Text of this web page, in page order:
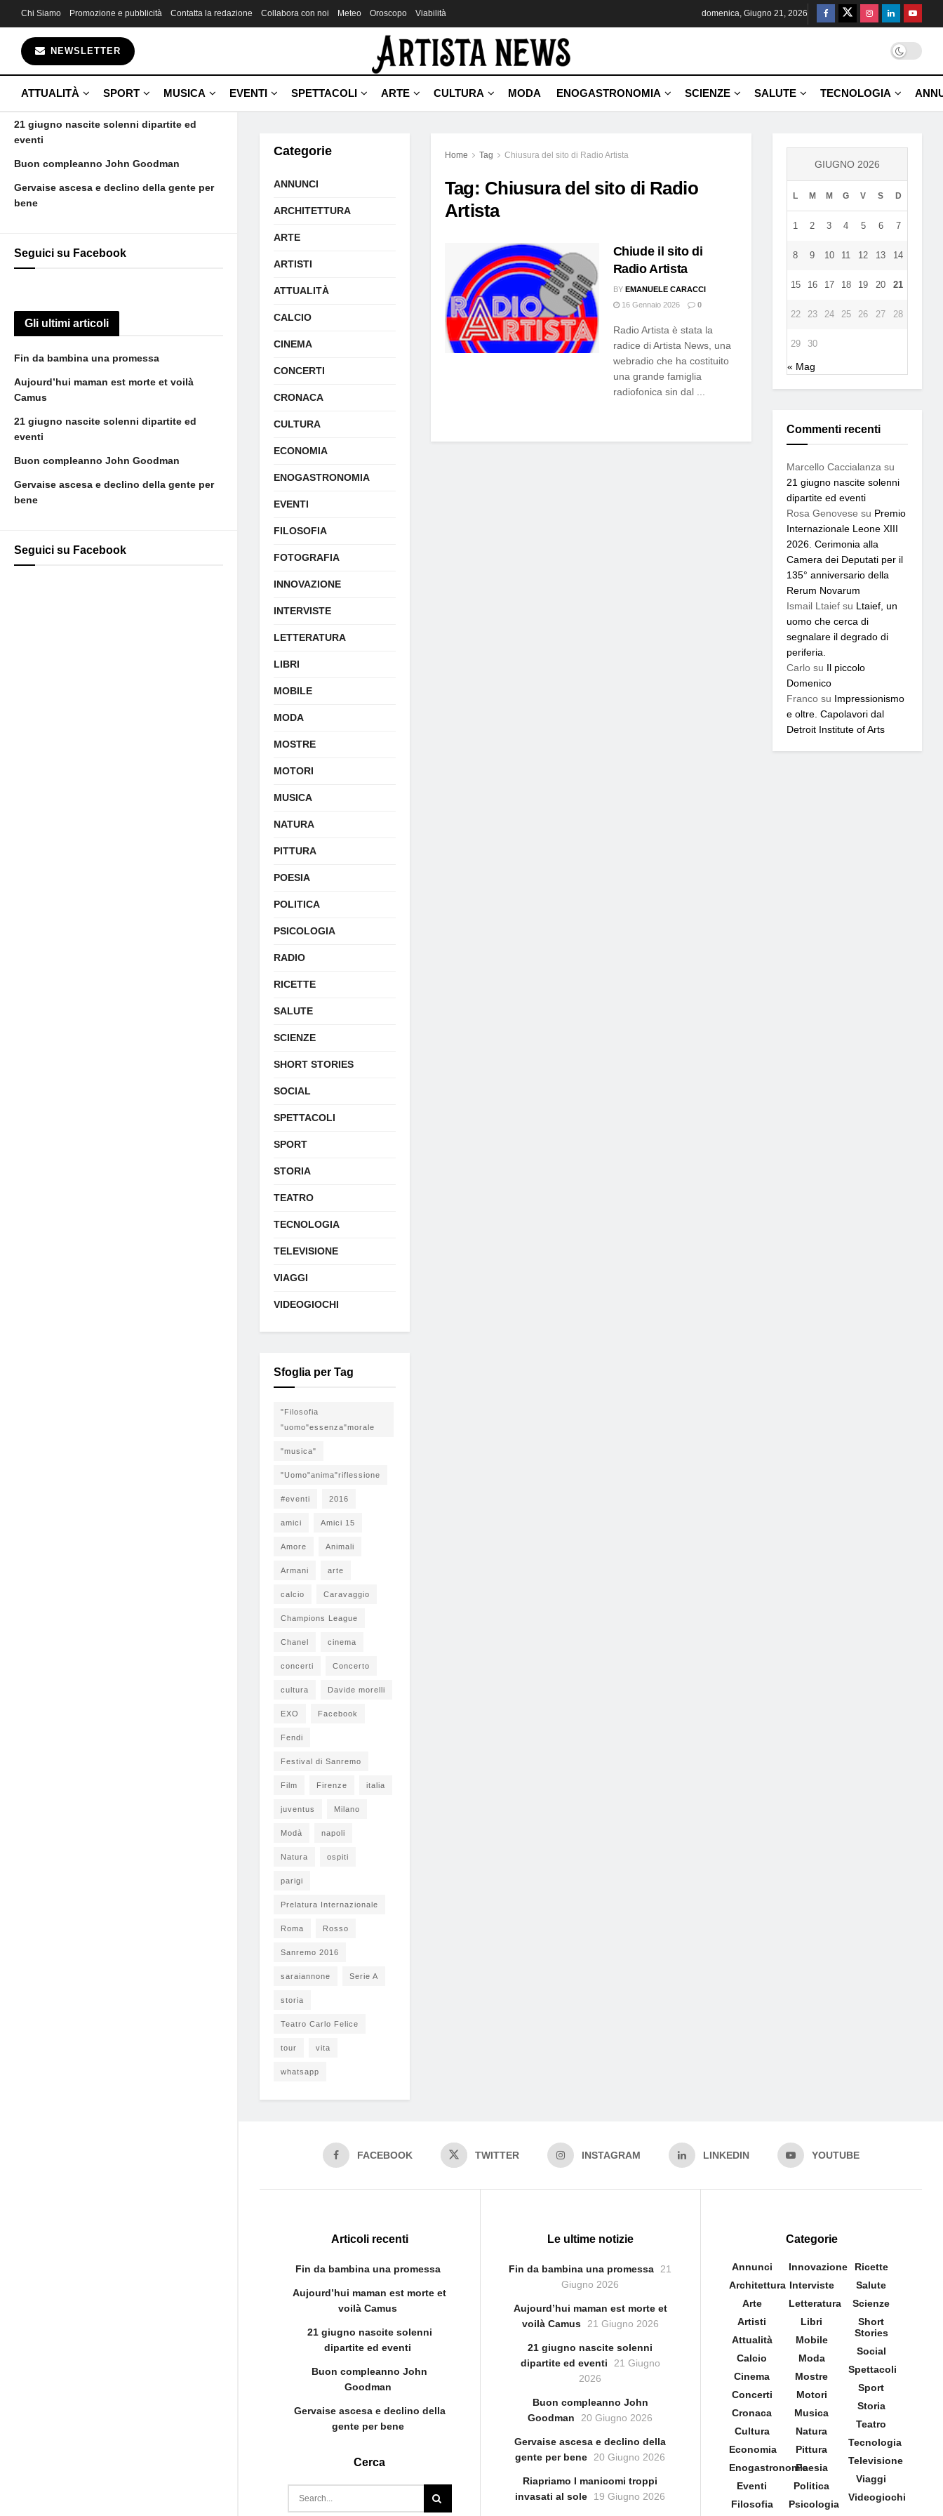
Gli ultimi articoli
Fin da bambina una promessa
Aujourd’hui maman est morte et voilà
Camus
21 giugno nascite solenni dipartite ed
eventi
Buon compleanno John Goodman
Gervaise ascesa e declino della gente per
bene
Seguici su Facebook
Gli ultimi articoli
Fin da bambina una promessa
Aujourd’hui maman est morte et voilà
Camus
21 giugno nascite solenni dipartite ed
eventi
Buon compleanno John Goodman
Gervaise ascesa e declino della gente per
bene
Seguici su Facebook
Chi Siamo Promozione e pubblicità Contatta la redazione Collabora con noi Meteo Oroscopo Viabilità domenica, Giugno 21, 2026
NEWSLETTER
ATTUALITÀ SPORT MUSICA EVENTI SPETTACOLI ARTE CULTURA MODA ENOGASTRONOMIA SCIENZE SALUTE TECNOLOGIA
Home Tag Chiusura del sito di Radio Artista
Tag: Chiusura del sito di Radio
Artista
Chiude il sito di
Radio Artista
BY EMANUELE CARACCI
16 Gennaio 2026
0
Radio Artista è stata la
radice di Artista News, una
webradio che ha costituito
una grande famiglia
radiofonica sin dal ...
Categorie
ANNUNCI
ARCHITETTURA
ARTE
ARTISTI
ATTUALITÀ
CALCIO
CINEMA
CONCERTI
CRONACA
CULTURA
ECONOMIA
ENOGASTRONOMIA
EVENTI
FILOSOFIA
FOTOGRAFIA
INNOVAZIONE
INTERVISTE
LETTERATURA
LIBRI
MOBILE
MODA
MOSTRE
MOTORI
MUSICA
NATURA
PITTURA
POESIA
POLITICA
PSICOLOGIA
RADIO
RICETTE
SALUTE
SCIENZE
SHORT STORIES
SOCIAL
SPETTACOLI
SPORT
STORIA
TEATRO
TECNOLOGIA
TELEVISIONE
VIAGGI
VIDEOGIOCHI
Sfoglia per Tag
"Filosofia
"uomo"essenza"morale
"musica"
"Uomo"anima"riflessione
#eventi 2016
amici Amici 15
Amore Animali
Armani arte
calcio Caravaggio
Champions League
Chanel cinema
concerti Concerto
cultura Davide morelli
EXO Facebook
Fendi
Festival di Sanremo
Film Firenze italia
juventus Milano
Modà napoli
Natura ospiti
parigi
Prelatura Internazionale
Roma Rosso
Sanremo 2016
saraiannone Serie A
storia
Teatro Carlo Felice
tour vita
whatsapp
GIUGNO 2026
L M M G V S D
1 2 3 4 5 6 7
8 9 10 11 12 13 14
15 16 17 18 19 20 21
22 23 24 25 26 27 28
29 30
« Mag
Commenti recenti
Marcello Caccialanza su
21 giugno nascite solenni
dipartite ed eventi
Rosa Genovese su Premio
Internazionale Leone XIII
2026. Cerimonia alla
Camera dei Deputati per il
135° anniversario della
Rerum Novarum
Ismail Ltaiefsu Ltaief, un
uomo che cerca di
segnalare il degrado di
periferia.
Carlosu Il piccolo
Domenico
Francosu Impressionismo
e oltre. Capolavori dal
Detroit Institute of Arts
FACEBOOK TWITTER INSTAGRAM LINKEDIN YOUTUBE
Articoli recenti
Fin da bambina una promessa
Aujourd’hui maman est morte et
voilà Camus
21 giugno nascite solenni
dipartite ed eventi
Buon compleanno John
Goodman
Gervaise ascesa e declino della
gente per bene
Cerca
Le ultime notizie
Fin da bambina una promessa
21
Giugno 2026
Aujourd’hui maman est morte et
voilà Camus
21 Giugno 2026
21 giugno nascite solenni
dipartite ed eventi
21 Giugno
2026
Buon compleanno John
Goodman
20 Giugno 2026
Gervaise ascesa e declino della
gente per bene
20 Giugno 2026
Riapriamo I manicomi troppi
invasati al sole
19 Giugno 2026
Categorie
Annunci
Architettura
Arte
Artisti
Attualità
Calcio
Cinema
Concerti
Cronaca
Cultura
Economia
Enogastronomia
Eventi
Filosofia
Innovazione
Interviste
Letteratura
Libri
Mobile
Moda
Mostre
Motori
Musica
Natura
Pittura
Poesia
Politica
Psicologia
Ricette
Salute
Scienze
Short
Stories
Social
Spettacoli
Sport
Storia
Teatro
Tecnologia
Televisione
Viaggi
Videogiochi